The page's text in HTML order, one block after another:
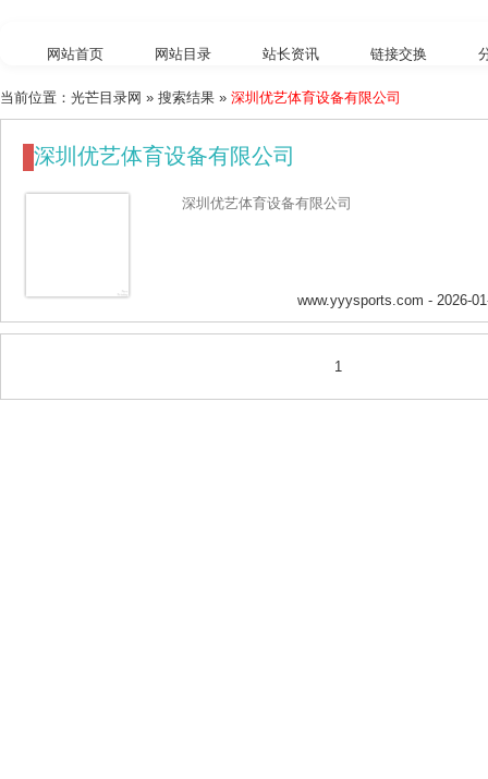
网站首页 网站目录 站长资讯 链接交换
外链工具 综合查询
当前位置： 光芒目录网 » 搜索结果 » 深圳优艺体育设备有限公司
深圳优艺体育设备有限公司
深圳优艺体育设备有限公司
www.yyysports.com - 2026-
1